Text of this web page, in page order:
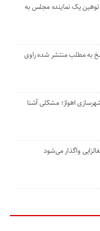
یک نماینده مجلس به
به مطلب منتشر شده راوی
اهواز؛ مشکلی آشنا
واگذار می‌شود